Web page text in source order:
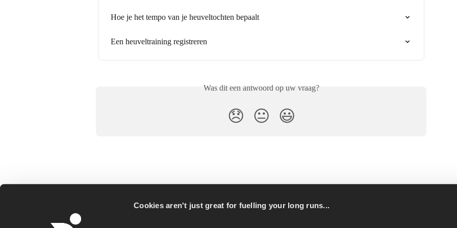
Cookies aren't just great for fuelling your long runs...
Hoe je het tempo van je heuveltochten bepaalt
Een heuveltraining registreren
Was dit een antwoord op uw vraag?
😞 😐 😃